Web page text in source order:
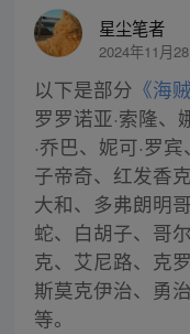
星尘笔者
2024年11月
以下是部分 《海
罗罗诺亚·索隆
·乔巴、妮可·罗
子帝奇、红发香
大和、多弗朗明
蛇、白胡子、哥
克、艾尼路、克
斯莫克伊治、勇
等。